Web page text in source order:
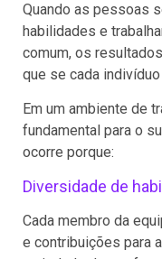
Quando as pessoas
habilidades e
comum, os
que se cada
Em um ambiente de
fundamental para o
ocorre porque:
Diversidade de
Cada membro da
e contribuições para